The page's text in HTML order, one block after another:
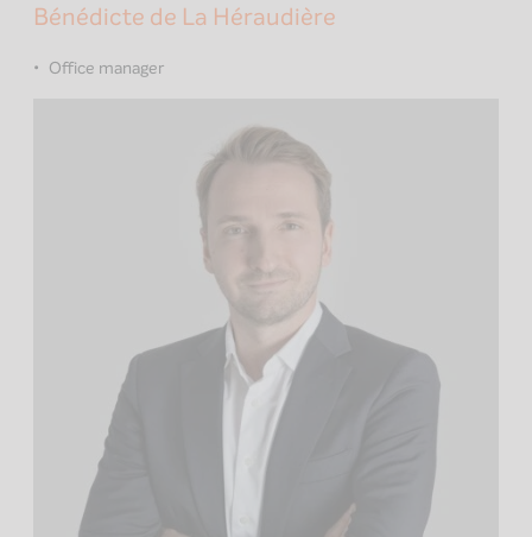
Bénédicte de La Héraudière
Office manager